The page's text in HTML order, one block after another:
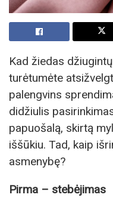
Kad žiedas
turėtumėte
palengvins
didžiulis
papuošalą, skirtą
iššūkiu. Tad, kaip
asmenybę?
Pirma – stebėjimas